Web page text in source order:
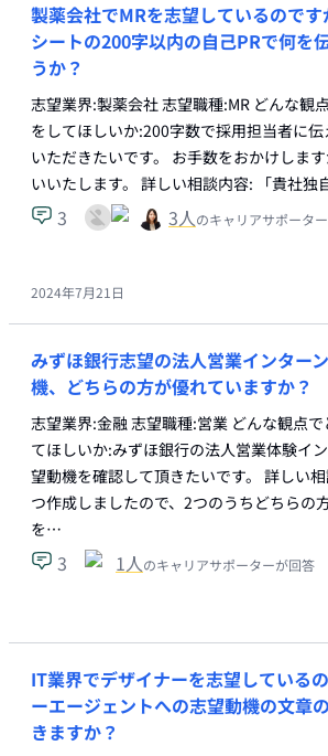
製薬会社でMRを志望しているので
シートの200字以内の自己PRで何を
うか？
志望業界:製薬会社 志望職種:MR どんな観
をしてほしいか:200字数で採用担当者に
いただきたいです。 お手数をおかけしま
いいたします。 詳しい相談内容: 「貴社独
3 3人のキャリアサポータ
2024年7月21日
みずほ銀行志望の法人営業インター
機、どちらの方が優れていますか？
志望業界:金融 志望職種:営業 どんな観点
てほしいか:みずほ銀行の法人営業体験イ
望動機を確認して頂きたいです。 詳しい
つ作成しましたので、2つのうちどちらの
を…
3 1人のキャリアサポーターが回答
IT業界でデザイナーを志望している
ーエージェントへの志望動機の文章
きますか？